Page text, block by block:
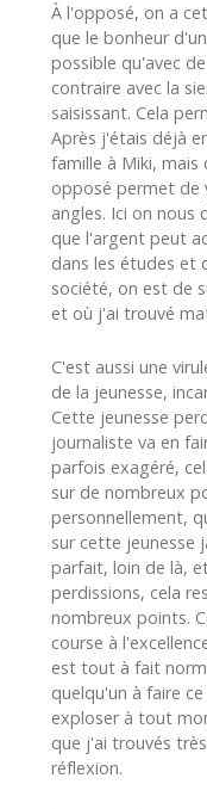
À l'opposé, on a
que le bonheur
possible qu'avec
contraire avec la
saisissant. Cela
Après j'étais déjà
famille à Miki,
opposé permet de
angles. Ici on nous
que l'argent peut
dans les études et
société, on est de
et où j'ai trouvé
C'est aussi une
de la jeunesse,
Cette jeunesse
journaliste va en
parfois exagéré,
sur de nombreux
personnellement,
sur cette jeunesse
parfait, loin de là,
perdissions, cela
nombreux points.
course à
est tout à fait
quelqu'un à faire
exploser à tout
que j'ai trouvés
réflexion.